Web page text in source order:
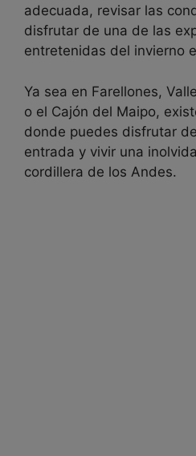
adecuada, revisar las
disfrutar de una de las
entretenidas del invierno
Ya sea en Farellones,
o el Cajón del Maipo,
donde puedes disfrutar
entrada y vivir una
cordillera de los Andes.